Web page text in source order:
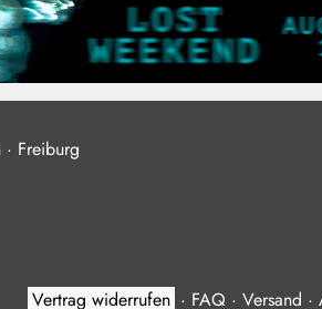
Freiburg
Vertrag widerrufen · FAQ · Versand ·